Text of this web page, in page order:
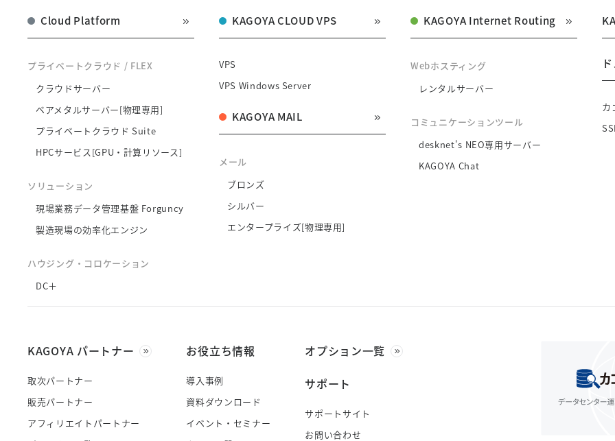
Cloud Platform
プライベートクラウド / FLEX
クラウドサーバー
ベアメタルサーバー[物理専用]
プライベートクラウド Suite
HPCサービス[GPU・計算リソース]
ソリューション
現場業務データ管理基盤 Forguncy
製造現場の効率化エンジン
ハウジング・コロケーション
DC＋
KAGOYA CLOUD VPS
VPS
VPS Windows Server
KAGOYA MAIL
メール
ブロンズ
シルバー
エンタープライズ[物理専用]
KAGOYA Internet Routing
Webホスティング
レンタルサーバー
コミュニケーションツール
desknet's NEO専用サーバー
KAGOYA Chat
カ
KAGOYA パートナー
取次パートナー
販売パートナー
アフィリエイトパートナー
お役立ち情報
導入事例
資料ダウンロード
イベント・セミナー
オプション一覧
サポート
サポートサイト
お問い合わせ